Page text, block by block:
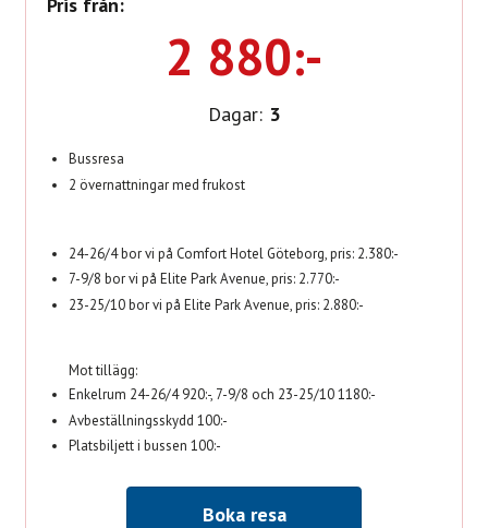
2 880:-
Dagar: 3
Bussresa
2 övernattningar med frukost
24-26/4 bor vi på Comfort Hotel Göteborg, pris: 2.380:-
7-9/8 bor vi på Elite Park Avenue, pris: 2.770:-
23-25/10 bor vi på Elite Park Avenue, pris: 2.880:-
Mot tillägg:
Enkelrum 24-26/4 920:-, 7-9/8 och 23-25/10 1180:-
Avbeställningsskydd 100:-
Platsbiljett i bussen 100:-
Boka resa